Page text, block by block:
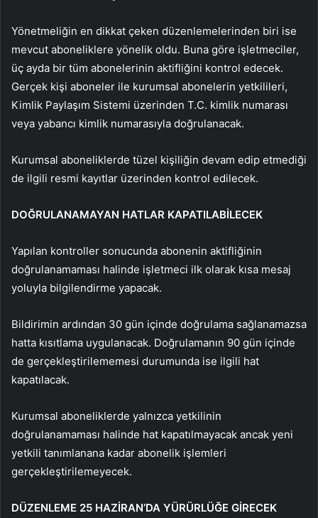
Yönetmeliğin en dikkat çeken düzenlemelerinden biri ise
mevcut aboneliklere yönelik oldu. Buna göre işletmeciler,
üç ayda bir tüm abonelerinin aktifliğini kontrol edecek.
Gerçek kişi aboneler ile kurumsal abonelerin yetkilileri,
Kimlik Paylaşım Sistemi üzerinden T.C. kimlik numarası
veya yabancı kimlik numarasıyla doğrulanacak.
Kurumsal aboneliklerde tüzel kişiliğin devam edip etmediği
de ilgili resmi kayıtlar üzerinden kontrol edilecek.
DOĞRULANAMAYAN HATLAR KAPATILABİLECEK
Yapılan kontroller sonucunda abonenin aktifliğinin
doğrulanamaması halinde işletmeci ilk olarak kısa mesaj
yoluyla bilgilendirme yapacak.
Bildirimin ardından 30 gün içinde doğrulama sağlanamazsa
hatta kısıtlama uygulanacak. Doğrulamanın 90 gün içinde
de gerçekleştirilememesi durumunda ise ilgili hat
kapatılacak.
Kurumsal aboneliklerde yalnızca yetkilinin
doğrulanamaması halinde hat kapatılmayacak ancak yeni
yetkili tanımlanana kadar abonelik işlemleri
gerçekleştirilemeyecek.
DÜZENLEME 25 HAZİRAN’DA YÜRÜRLÜĞE GİRECEK